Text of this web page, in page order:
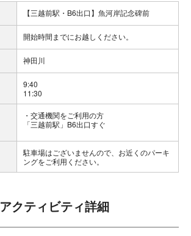
【三越前駅・B6出口】魚河岸記念碑前
開始時間までにお越しください。
神田川
9:40
11:30
交通機関をご利用の方
「三越前駅」B6出口すぐ
駐車場はございませんので、お近くのパーキ
ングをご利用ください。
アクティビティ詳細